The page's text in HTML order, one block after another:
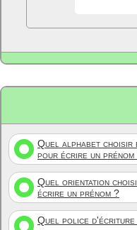
Quel alphabet choisir
pour écrire un prénom
Quel orientation
écrire un prénom ?
Quel police d'écriture